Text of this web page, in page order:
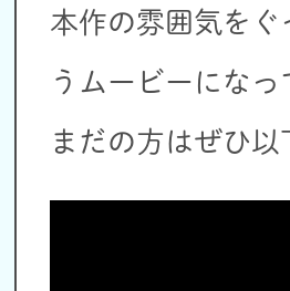
本作の雰囲気をぐ
うムービーになっ
まだの方はぜひ